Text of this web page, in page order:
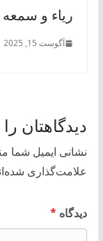
ریاء و
آگوست 15, 2025
دیدگاهتان
نشانی ایمیل شما
علامت‌گذاری
دیدگاه *